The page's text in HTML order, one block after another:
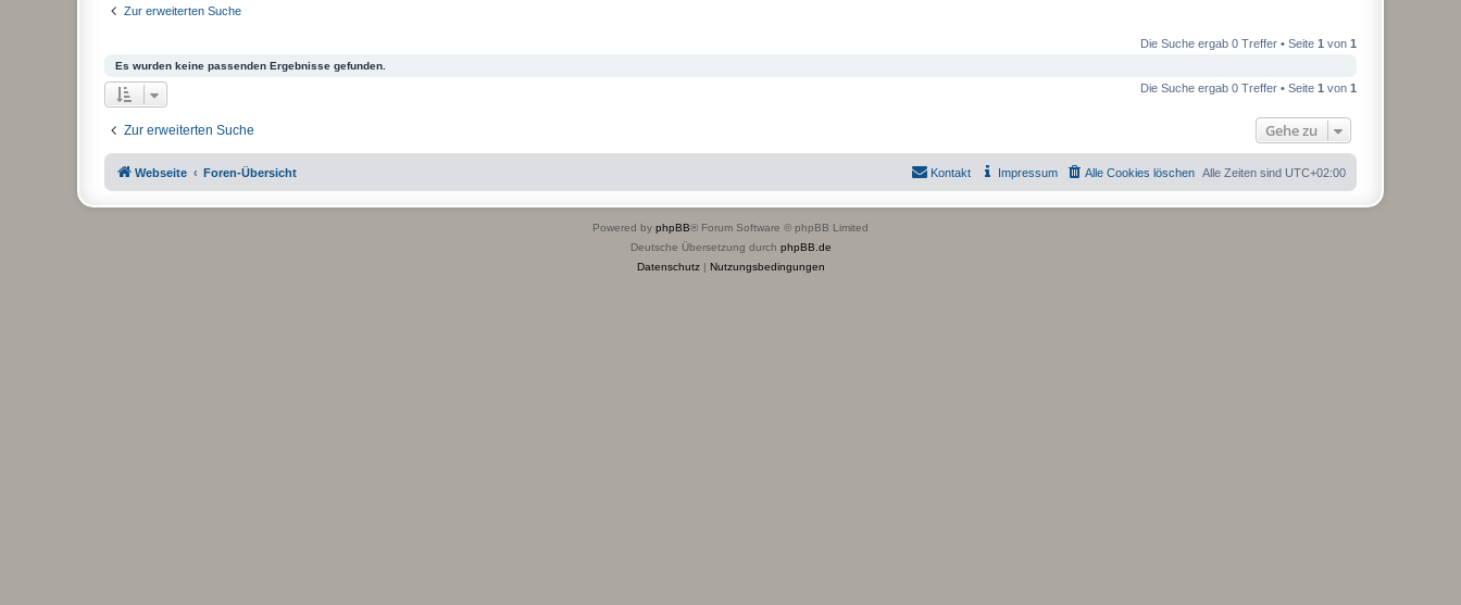
Zur erweiterten Suche
Die Suche ergab 0 Treffer • Seite 1 von 1
Es wurden keine passenden Ergebnisse gefunden.
Die Suche ergab 0 Treffer • Seite 1 von 1
Zur erweiterten Suche Gehe zu
Webseite Foren-Übersicht Alle Zeiten sind UTC+02:00
Alle Cookies löschen
Impressum
Kontakt
Powered by phpBB® Forum Software © phpBB Limited
Deutsche Übersetzung durch phpBB.de
Datenschutz| Nutzungsbedingungen